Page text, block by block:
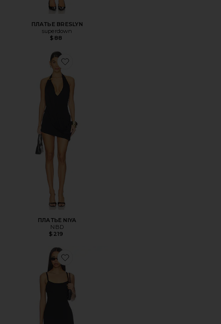
ПЛАТЬЕ BRESLYN
superdown
$88
Favorite ПЛАТЬЕ NIYA
ПЛАТЬЕ NIYA
NBD
$219
Favorite МИНИ ПЛАТЬЕ RHEA